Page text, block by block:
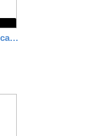
Dotación de centros de Educación Infantil, Primaria y Especial